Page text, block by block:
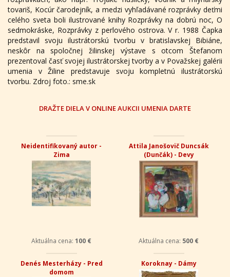
tovariš, Kocúr čarodejník, a medzi vyhľadávané rozprávky deťmi
celého sveta boli ilustrované knihy Rozprávky na dobrú noc, O
sedmokráske, Rozprávky z perlového ostrova. V r. 1988 Čapka
predstavil svoju ilustrátorskú tvorbu v bratislavskej Bibiáne,
neskôr na spoločnej žilinskej výstave s otcom Štefanom
prezentoval časť svojej ilustrátorskej tvorby a v Považskej galérii
umenia v Žiline predstavuje svoju kompletnú ilustrátorskú
tvorbu. Zdroj foto.: sme.sk
DRAŽTE DIELA V ONLINE AUKCII UMENIA DARTE
Neidentifikovaný autor -
Zima
Aktuálna cena: 100 €
Attila Janošovič Duncsák
(Dunčák) - Devy
Aktuálna cena: 500 €
Denés Mesterházy - Pred
domom
Koroknay - Dámy